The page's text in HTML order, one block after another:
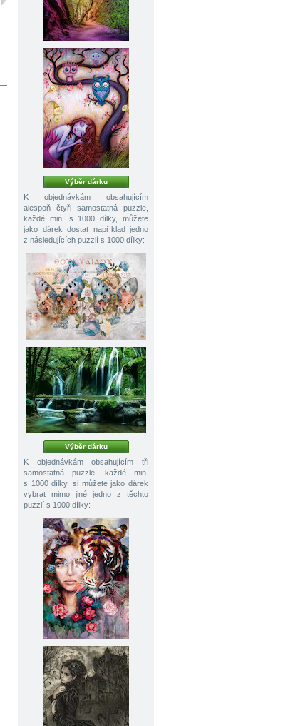
1000 dílků 1000 dílků
Výběr dárku
K objednávkám obsahujícím
alespoň čtyři samostatná puzzle,
každé min. s 1000 dílky, můžete
jako dárek dostat například jedno
z následujících puzzlí s 1000 dílky:
Výběr dárku
K objednávkám obsahujícím tři
samostatná puzzle, každé min.
s 1000 dílky, si můžete jako dárek
vybrat mimo jiné jedno z těchto
puzzlí s 1000 dílky: